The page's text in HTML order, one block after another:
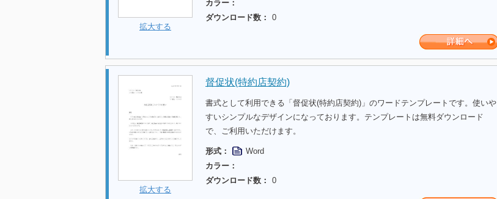
拡大する
カラー：
ダウンロード数：
0
拡大する
督促状(特約店契約)
書式として利用できる「督促状(特約店契約)」のワードテンプレートです。使いや
すいシンプルなデザインになっております。テンプレートは無料ダウンロード
で、ご利用いただけます。
形式：
Word
カラー：
ダウンロード数：
0